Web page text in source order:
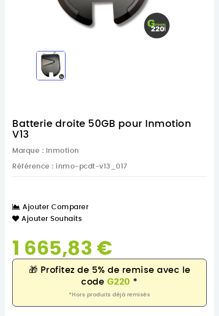
Batterie droite 50GB pour Inmotion
V13
Marque : Inmotion
Référence : inmo-pcdt-v13_017
Ajouter Comparer
Ajouter Souhaits
1 665,83 €
🎁 Profitez de 5% de remise avec le
code G220 *
*Hors produits déjà remisés